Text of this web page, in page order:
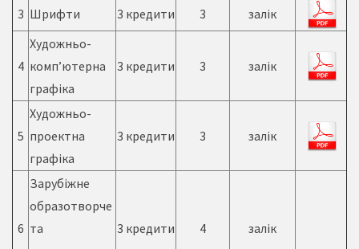
3 Шрифти 3 кредити 3 залік
4
Художньо-
комп’ютерна
графіка
3 кредити 3 залік
5
Художньо-
проектна
графіка
3 кредити 3 залік
6
Зарубіжне
образотворче
та
3 кредити 4 залік